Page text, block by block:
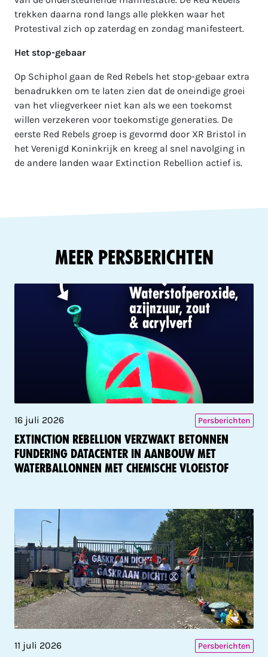
trekken daarna rond langs alle plekken waar het
Protestival zich op zaterdag en zondag manifesteert.
Het stop-gebaar
Op Schiphol gaan de Red Rebels het stop-gebaar extra
benadrukken om te laten zien dat de oneindige groei
van het vliegverkeer niet kan als we een toekomst
willen verzekeren voor toekomstige generaties. De
eerste Red Rebels groep is gevormd door XR Bristol in
het Verenigd Koninkrijk en kreeg al snel navolging in
de andere landen waar Extinction Rebellion actief is.
Meer Persberichten
16 juli 2026 Persberichten
Extinction Rebellion verzwakt betonnen
fundering datacenter in aanbouw met
waterballonnen met chemische vloeistof
11 juli 2026 Persberichten